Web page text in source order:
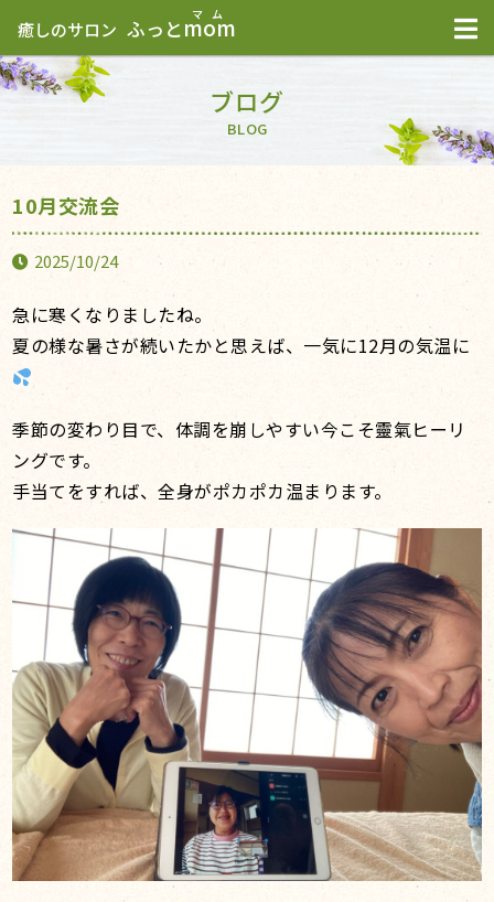
癒しのサロン ふっとmom
ブログ
BLOG
10月交流会
2025/10/24
急に寒くなりましたね。
夏の様な暑さが続いたかと思えば、一気に12月の気温に
季節の変わり目で、体調を崩しやすい今こそ靈氣ヒーリ
ングです。
手当てをすれば、全身がポカポカ温まります。